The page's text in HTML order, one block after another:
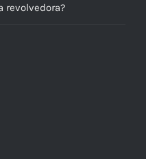
revolvedora?